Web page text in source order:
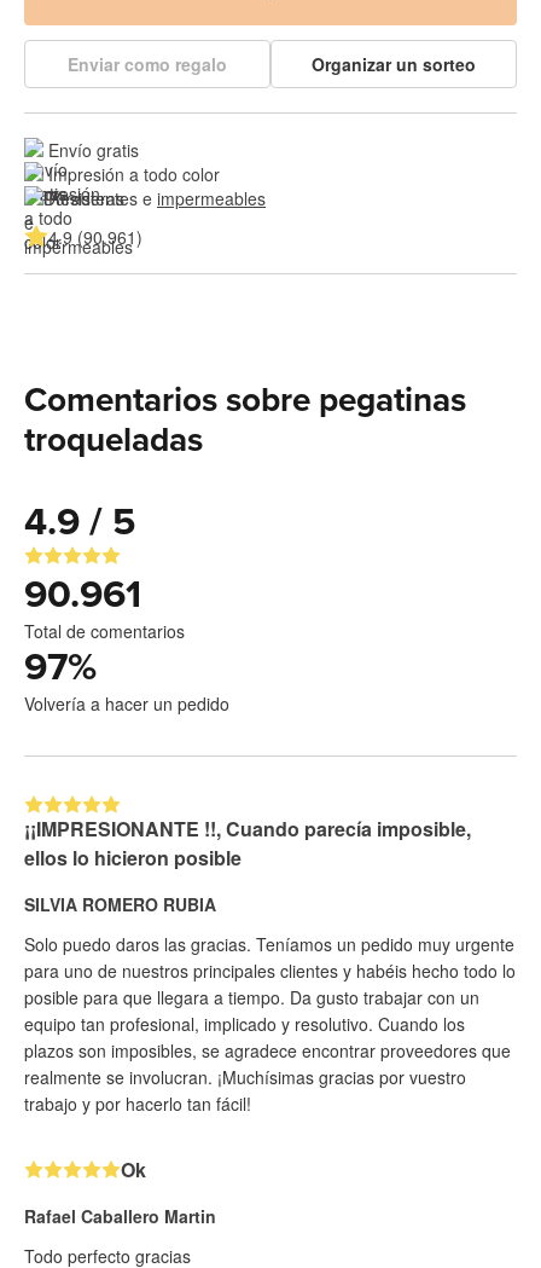
Enviar como regalo Organizar un sorteo
Envío gratis
Impresión a todo color
Resistentes e impermeables
4.9 (90.961)
Comentarios sobre pegatinas
troqueladas
4.9 / 5
90.961
Total de comentarios
97%
Volvería a hacer un pedido
¡¡IMPRESIONANTE !!, Cuando parecía imposible,
ellos lo hicieron posible
SILVIA ROMERO RUBIA
Solo puedo daros las gracias. Teníamos un pedido muy urgente
para uno de nuestros principales clientes y habéis hecho todo lo
posible para que llegara a tiempo. Da gusto trabajar con un
equipo tan profesional, implicado y resolutivo. Cuando los
plazos son imposibles, se agradece encontrar proveedores que
realmente se involucran. ¡Muchísimas gracias por vuestro
trabajo y por hacerlo tan fácil!
Ok
Rafael Caballero Martin
Todo perfecto gracias